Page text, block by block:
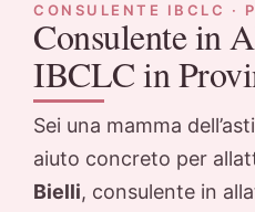
CONSULENTE IBCLC ·
Consulente in
IBCLC in
Sei una mamma
aiuto concreto per
Bielli, consulente in